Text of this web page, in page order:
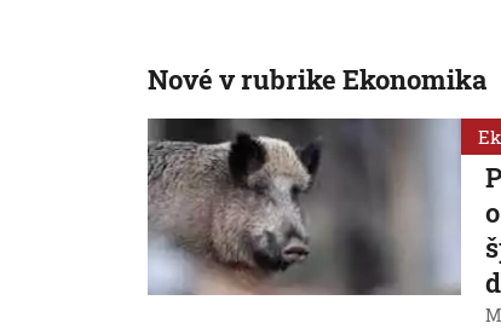
Nové v rubrike Ekonomika